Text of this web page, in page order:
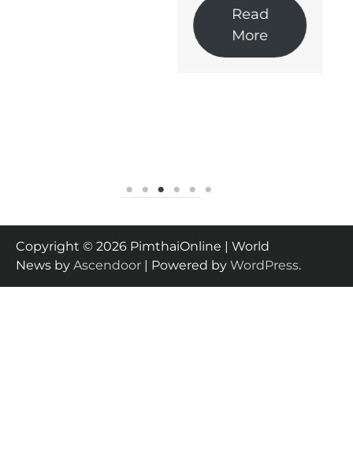
Read
More
Copyright © 2026 PimthaiOnline | World
News by Ascendoor | Powered by WordPress.